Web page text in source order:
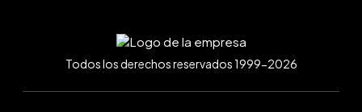
Todos los derechos reservados 1999-2026